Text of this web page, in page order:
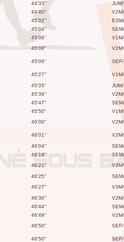
44'33''
JUM/
44'40''
V2M/
45'02''
ESM/
45'04''
SEM/
45'06''
V1M/
45'08'' V2M/
45'09'' SEF/
45'27''
V1M/
45'35''
JUM/
45'39''
V2M/
45'47''
SEM/
45'50''
V1M/
46'00'' V2M/
46'01''
V2M/
46'04''
SEM/
46'19''
SEM/
46'21''
V3M/
46'25''
SEM/
46'27''
V3M/
46'30''
V2M/
46'44''
SEM/
46'49''
V2M/
46'50'' SEF/
46'50'' SEF/